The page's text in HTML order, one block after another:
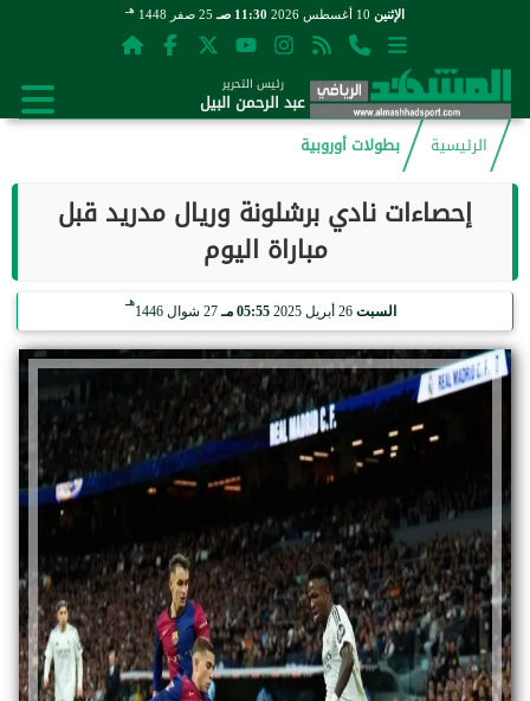
الإثنين 11:30 صـ 25 صفر 1448 هـ
رئيس التحرير
عبد الرحمن البيل
الرئيسية
بطولات أوروبية
إحصاءات نادي برشلونة وريال مدريد قبل
مباراة اليوم
السبت 26 أبريل 2025 05:55 مـ 27 شوال 1446
هـ